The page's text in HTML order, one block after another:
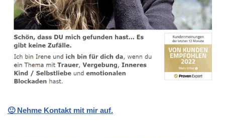
🙂 Nehme Kontakt mit mir auf.